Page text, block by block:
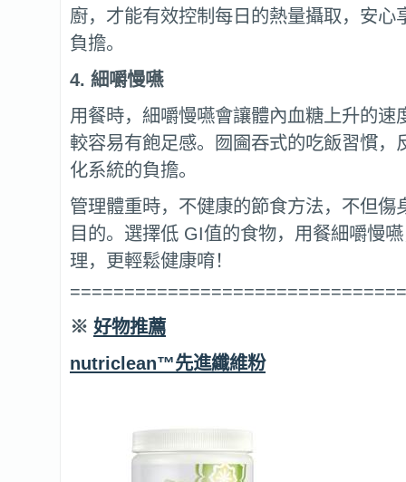
廚，才能有效控制每日的熱量攝取，安心
負擔。
4. 細嚼慢嚥
用餐時，細嚼慢嚥會讓體內血糖上升的速
較容易有飽足感。囫圇吞式的吃飯習慣，
化系統的負擔。
管理體重時，不健康的節食方法，不但傷
目的。選擇低 GI值的食物，用餐細嚼慢
理，更輕鬆健康唷！
※ 好物推薦
nutriclean™先進纖維粉